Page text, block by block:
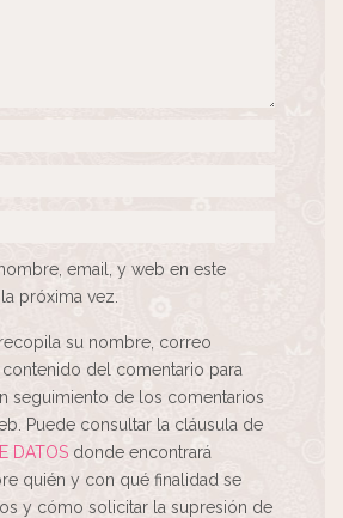
email, y web en este
próxima vez.
su nombre, correo
del comentario para
seguimiento de los comentarios
Puede consultar la cláusula de
DATOS donde encontrará
quién y con qué finalidad se
y cómo solicitar la supresión de